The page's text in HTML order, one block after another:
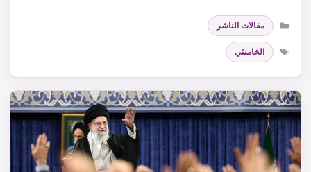
التصنيفات
مقالات الناشر
الوسوم
الخامنئي